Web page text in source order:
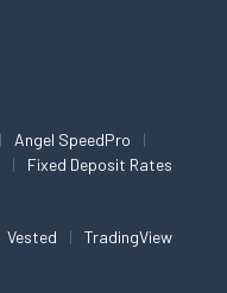
Angel SpeedPro
Fixed Deposit Rates
Vested TradingView